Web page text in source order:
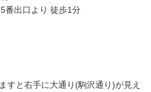
番出口より 徒歩1分
すと右手に大通り(駒沢通り)が見え